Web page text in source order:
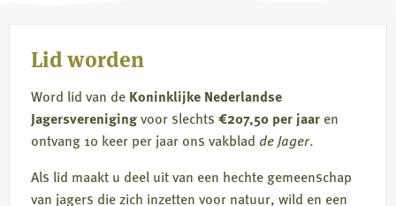
Lid worden
Word lid van de Koninklijke Nederlandse
Jagersverenigingvoor slechts €207,50 per jaar en
ontvang 10 keer per jaar ons vakblad de Jager.
Als lid maakt u deel uit van een hechte gemeenschap
van jagers die zich inzetten voor natuur, wild en een